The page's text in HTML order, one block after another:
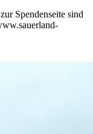
Spendenseite sind